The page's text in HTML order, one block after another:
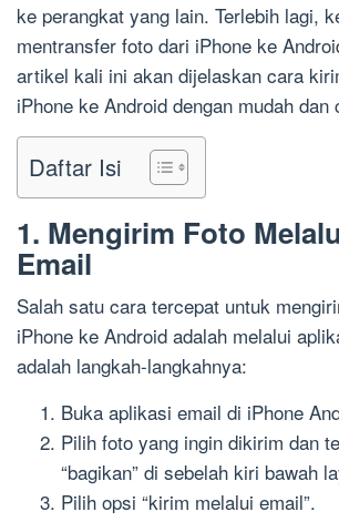
ke perangkat yang lain. Terlebih lagi,
mentransfer foto dari iPhone ke
artikel kali ini akan dijelaskan cara
iPhone ke Android dengan mudah dan
Daftar Isi
1. Mengirim Foto
Email
Salah satu cara tercepat untuk
iPhone ke Android adalah melalui
adalah langkah-langkahnya:
Buka aplikasi email di iPhone
Pilih foto yang ingin dikirim dan
“bagikan” di sebelah kiri bawah
Pilih opsi “kirim melalui email”.